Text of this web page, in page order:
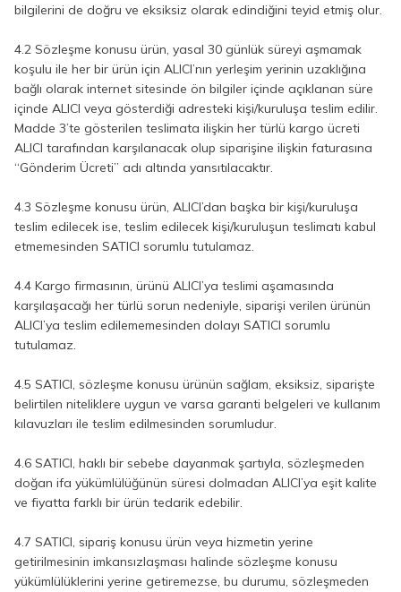
bilgilerini de doğru ve eksiksiz olarak edindiğini teyid etmiş olur.
4.2 Sözleşme konusu ürün, yasal 30 günlük süreyi aşmamak
koşulu ile her bir ürün için ALICI’nın yerleşim yerinin uzaklığına
bağlı olarak internet sitesinde ön bilgiler içinde açıklanan süre
içinde ALICI veya gösterdiği adresteki kişi/kuruluşa teslim edilir.
Madde 3’te gösterilen teslimata ilişkin her türlü kargo ücreti
ALICI tarafından karşılanacak olup siparişine ilişkin faturasına
“Gönderim Ücreti” adı altında yansıtılacaktır.
4.3 Sözleşme konusu ürün, ALICI’dan başka bir kişi/kuruluşa
teslim edilecek ise, teslim edilecek kişi/kuruluşun teslimatı kabul
etmemesinden SATICI sorumlu tutulamaz.
4.4 Kargo firmasının, ürünü ALICI’ya teslimi aşamasında
karşılaşacağı her türlü sorun nedeniyle, siparişi verilen ürünün
ALICI’ya teslim edilememesinden dolayı SATICI sorumlu
tutulamaz.
4.5 SATICI, sözleşme konusu ürünün sağlam, eksiksiz, siparişte
belirtilen niteliklere uygun ve varsa garanti belgeleri ve kullanım
kılavuzları ile teslim edilmesinden sorumludur.
4.6 SATICI, haklı bir sebebe dayanmak şartıyla, sözleşmeden
doğan ifa yükümlülüğünün süresi dolmadan ALICI’ya eşit kalite
ve fiyatta farklı bir ürün tedarik edebilir.
4.7 SATICI, sipariş konusu ürün veya hizmetin yerine
getirilmesinin imkansızlaşması halinde sözleşme konusu
yükümlülüklerini yerine getiremezse, bu durumu, sözleşmeden